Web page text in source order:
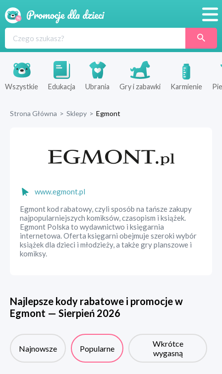
Produkty
Sklepy
Wszystkie Edukacja Ubrania Gry i zabawki Karmienie
Strona Główna > Sklepy > Egmont
www.egmont.pl
Egmont kod rabatowy, czyli sposób na tańsze zakupy
najpopularniejszych komiksów, czasopism i książek.
Egmont Polska to wydawnictwo i księgarnia
internetowa. Oferta księgarni obejmuje szeroki wybór
książek dla dzieci i młodzieży, a także gry planszowe i
komiksy.
Najlepsze kody rabatowe i promocje w
Egmont — Sierpień 2026
Najnowsze Popularne
Wkrótce
wygasną